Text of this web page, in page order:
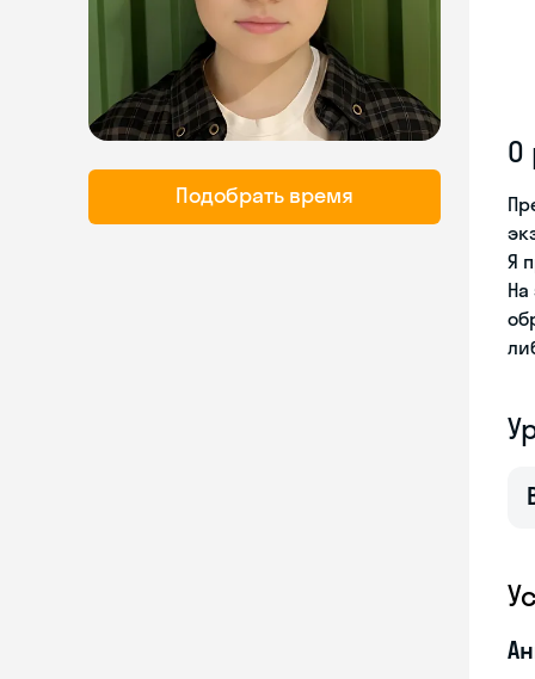
Подобрать время
О
Я
На